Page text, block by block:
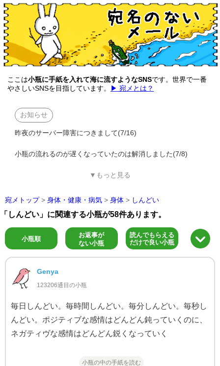
ここは小瓶に手紙を入れて海に流すようなSNSです。世界で一番
やさしいSNSを目指しています。
▶ 宛メとは？
お知らせ
昨夜のサーバー障害につきまして(7/16)
小瓶の流れるのが遅くなっていたのは解消しました(7/8)
▼もっと見る
宛メトップ > 身体・健康・病気 > 身体 > しんどい
「しんどい」に関連する小瓶が58件あります。
小瓶順
お返事が
ない小瓶
読んでもらえる
だけで良い小瓶
Genya
123206通目の小瓶
毎日しんどい。毎時間しんどい。毎分しんどい。毎秒し
んどい。ポジティブな感情はどんどん鈍っていくのに、
ネガティヴな感情はどんどん鋭くなっていく
小瓶の中の手紙を読む